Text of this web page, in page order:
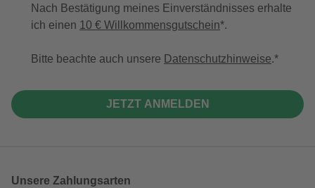
Nach Bestätigung meines Einverständnisses erhalte
ich einen 10 € Willkommensgutschein*.
Bitte beachte auch unsere Datenschutzhinweise.
JETZT ANMELDEN
Unsere Zahlungsarten